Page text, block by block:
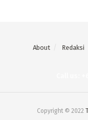
About Redaksi
Copyright © 2022